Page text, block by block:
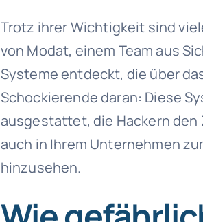
Trotz ihrer Wichtigkeit sind
von Modat, einem Team aus
Systeme entdeckt, die über
Schockierende daran: Diese
ausgestattet, die Hackern den
auch in Ihrem Unternehmen
hinzusehen.